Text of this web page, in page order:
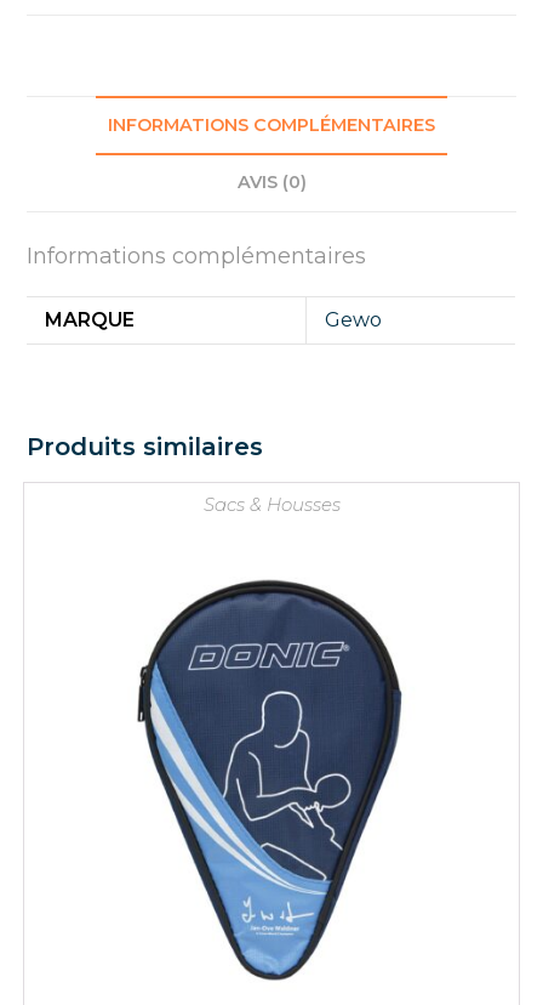
INFORMATIONS COMPLÉMENTAIRES
AVIS (0)
Informations complémentaires
MARQUE Gewo
Produits similaires
Sacs & Housses